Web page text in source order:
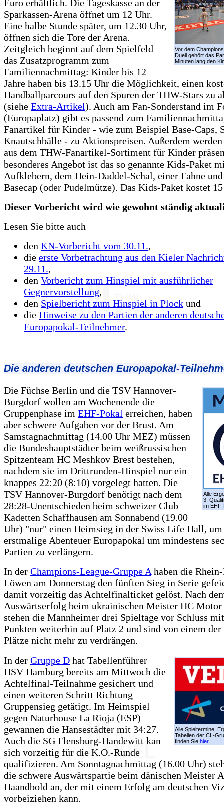
Vor dem
Duell gehört das
Minuten lang den
Euro erhältlich. Die Tageskasse an der
Sparkassen-Arena öffnet um 12 Uhr.
Eine halbe Stunde später, um 12.30 Uhr,
öffnen sich die Tore der Arena.
Zeitgleich beginnt auf dem Spielfeld
das Zusatzprogramm zum
Familiennachmittag: Kinder bis 12
Jahre haben bis 13.15 Uhr die Möglichkeit, einen
Handballparcours auf den Spuren der THW-Stars zu
(siehe Extra-Artikel). Auch am Fan-Sonderstand im
(Europaplatz) gibt es passend zum
Fanartikel für Kinder - wie zum Beispiel Base-Caps,
Knautschbälle - zu Aktionspreisen. Außerdem
aus dem THW-Fanartikel-Sortiment für Kinder
besonderes Angebot ist das so genannte Kids-Paket
Aufklebern, dem Hein-Daddel-Schal, einer Fahne
Basecap (oder Pudelmütze). Das Kids-Paket kostet
Dieser Vorbericht wird wie gewohnt ständig
Lesen Sie bitte auch
den KN-Vorbericht vom 30.11.,
die erste Vorbetrachtung aus den Kieler
29.11.,
den Vorbericht zum Hinspiel mit ausführlicher
Gegnervorstellung,
den Spielbericht zum Hinspiel in Plock und
die Hinweise zu den Partien der anderen
Europapokal-Teilnehmer.
Die anderen deutschen Europapokal-
Alle
3.
im
Die Füchse Berlin und die TSV Hannover-
Burgdorf wollen am Wochenende die
Gruppenphase im EHF-Pokal erreichen, haben
aber schwere Aufgaben vor der Brust. Am
Samstagnachmittag (14.00 Uhr MEZ) müssen
die Bundeshauptstädter beim weißrussischen
Spitzenteam HC Meshkov Brest bestehen,
nachdem sie im Drittrunden-Hinspiel nur ein
knappes 22:20 (8:10) vorgelegt hatten. Die
TSV Hannover-Burgdorf benötigt nach dem
28:28-Unentschieden beim schweizer Club
Kadetten Schaffhausen am Sonnabend (19.00
Uhr) "nur" einen Heimsieg in der Swiss Life Hall, um
erstmalige Abenteuer Europapokal um mindestens
Partien zu verlängern.
In der Champions-League-Gruppe A haben die
Löwen am Donnerstag den fünften Sieg in Serie
damit vorzeitig das Achtelfinalticket gelöst. Nach
Auswärtserfolg beim ukrainischen Meister HC Motor
stehen die Mannheimer drei Spieltage vor Schluss
Punkten weiterhin auf Platz 2 und sind von einem
Plätze nicht mehr zu verdrängen.
Alle Spieltermine,
Tabellen der CL-
finden Sie hier.
In der Gruppe D hat Tabellenführer
HSV Hamburg bereits am Mittwoch die
Achtelfinal-Teilnahme gesichert und
einen weiteren Schritt Richtung
Gruppensieg getätigt. Im Heimspiel
gegen Naturhouse La Rioja (ESP)
gewannen die Hansestädter mit 34:27.
Auch die SG Flensburg-Handewitt kan
sich vorzeitig für die K.O.-Runde
qualifizieren. Am Sonntagnachmittag (16.00 Uhr)
die schwere Auswärtspartie beim dänischen Meister
Haandbold an, der mit einem Erfolg am deutschen
vorbeiziehen kann.